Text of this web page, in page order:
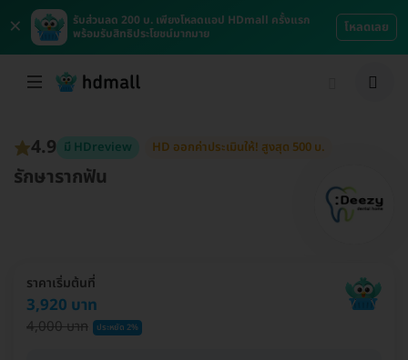
×
รับส่วนลด 200 บ. เพียงโหลดแอป HDmall ครั้งแรก
พร้อมรับสิทธิประโยชน์มากมาย
โหลดเลย
4.9 มี HDreview HD ออกค่าประเมินให้! สูงสุด 500 บ.
รักษารากฟัน
ราคาเริ่มต้นที่
3,920 บาท
4,000 บาท ประหยัด 2%